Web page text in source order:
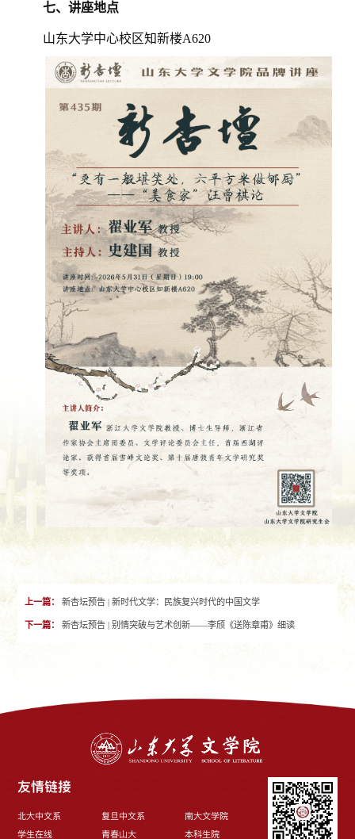
七、讲座地点
山东大学中心校区知新楼A620
上一篇： 新杏坛预告 | 新时代文学：民族复兴时代的中国文学
下一篇： 新杏坛预告 | 别情突破与艺术创新——李颀《送陈章甫》细读
友情链接
北大中文系 复旦中文系
南大文学院
学生在线
青春山大 本科生院